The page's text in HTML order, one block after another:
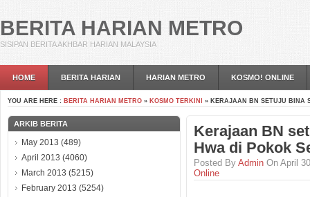
BERITA HARIAN METRO
SISIPAN BERITA AKHBAR HARIAN MALAYSIA
HOME BERITA HARIAN HARIAN METRO KOSMO! ONLINE
YOU ARE HERE : BERITA HARIAN METRO » KOSMO TERKINI » KERAJAAN BN SETUJU BINA
ARKIB BERITA
May 2013 (489)
April 2013 (4060)
March 2013 (5215)
February 2013 (5254)
Kerajaan BN
Hwa di Pokok
Posted By Admin On April
Online